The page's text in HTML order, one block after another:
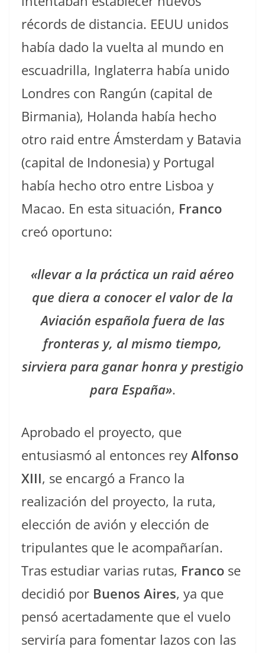
récords de distancia. EEUU unidos
había dado la vuelta al mundo en
escuadrilla, Inglaterra había unido
Londres con Rangún (capital de
Birmania), Holanda había hecho
otro raid entre Ámsterdam y Batavia
(capital de Indonesia) y Portugal
había hecho otro entre Lisboa y
Macao. En esta situación, Franco
creó oportuno:
«llevar a la práctica un raid aéreo
que diera a conocer el valor de la
Aviación española fuera de las
fronteras y, al mismo tiempo,
sirviera para ganar honra y prestigio
para España».
Aprobado el proyecto, que
entusiasmó al entonces rey Alfonso
XIII, se encargó a Franco la
realización del proyecto, la ruta,
elección de avión y elección de
tripulantes que le acompañarían.
Tras estudiar varias rutas, Franco se
decidió por Buenos Aires, ya que
pensó acertadamente que el vuelo
serviría para fomentar lazos con las